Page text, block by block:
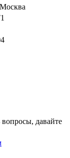
вопросы, давайте